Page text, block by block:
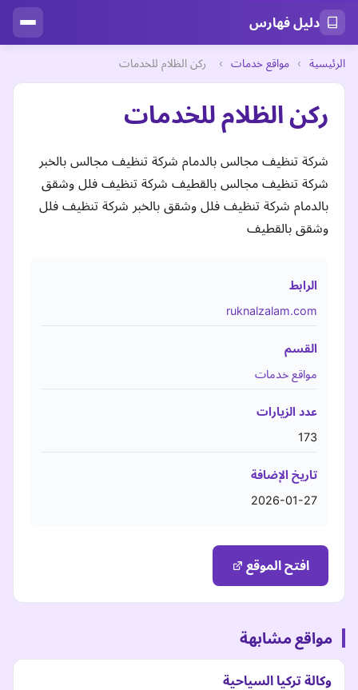
دليل فهارس
الرئيسية › مواقع خدمات › ركن الظلام للخدمات
ركن الظلام للخدمات
شركة تنظيف مجالس بالدمام شركة تنظيف مجالس بالخبر
شركة تنظيف مجالس بالقطيف شركة تنظيف فلل وشقق
بالدمام شركة تنظيف فلل وشقق بالخبر شركة تنظيف فلل
وشقق بالقطيف
الرابط
ruknalzalam.com
القسم
مواقع خدمات
عدد الزيارات
173
تاريخ الإضافة
2026-01-27
افتح الموقع
مواقع مشابهة
وكالة تركيا السياحية